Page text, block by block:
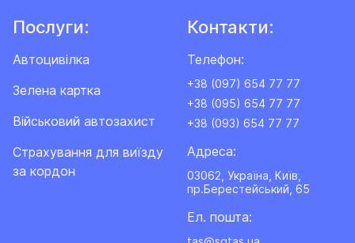
Послуги:
Автоцивілка
Зелена картка
Військовий автозахист
Cтрахування для виїзду
за кордон
Контакти:
Телефон:
+38 (097) 654 77 77
+38 (095) 654 77 77
+38 (093) 654 77 77
Адреса:
03062, Україна, Київ,
пр.Берестейський, 65
Ел. пошта: